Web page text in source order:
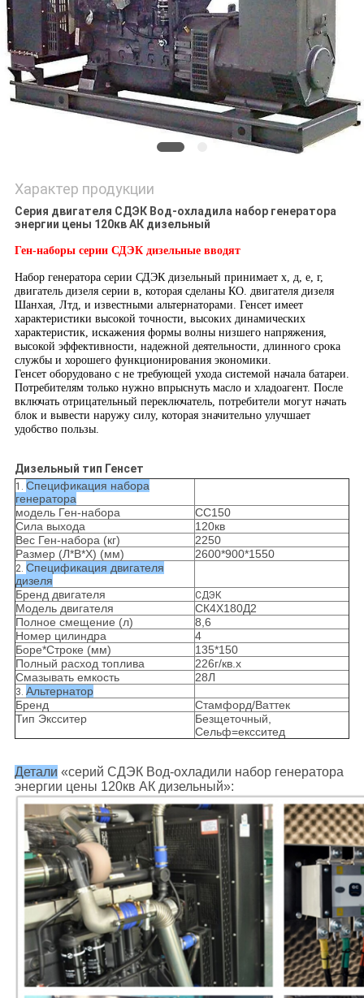
Характер продукции
Серия двигателя СДЭК Вод-охладила набор генератора
энергии цены 120кв АК дизельный
Ген-наборы серии СДЭК дизельные вводят
Набор генератора серии СДЭК дизельный принимает х, д, е, г,
двигатель дизеля серии в, которая сделаны КО. двигателя дизеля
Шанхая, Лтд, и известными альтернаторами. Генсет имеет
характеристики высокой точности, высоких динамических
характеристик, искажения формы волны низшего напряжения,
высокой эффективности, надежной деятельности, длинного срока
службы и хорошего функционирования экономики.
Генсет оборудовано с не требующей ухода системой начала батареи.
Потребителям только нужно впрыснуть масло и хладоагент. После
включать отрицательный переключатель, потребители могут начать
блок и вывести наружу силу, которая значительно улучшает
удобство пользы.
Дизельный тип Генсет
1. Спецификация набора
генератора
модель Ген-набора
СС150
Сила выхода
120кв
Вес Ген-набора (кг)
2250
Размер (Л*В*Х) (мм)
2600*900*1550
2. Спецификация двигателя
дизеля
Бренд двигателя
СДЭК
Модель двигателя
СК4Х180Д2
Полное смещение (л)
8,6
Номер цилиндра
4
Боре*Строке (мм)
135*150
Полный расход топлива
226г/кв.х
Смазывать емкость
28Л
3. Альтернатор
Бренд
Стамфорд/Ваттек
Тип Эксситер
Безщеточный,
Сельф=ексситед
Детали «серий СДЭК Вод-охладили набор генератора
энергии цены 120кв АК дизельный»: